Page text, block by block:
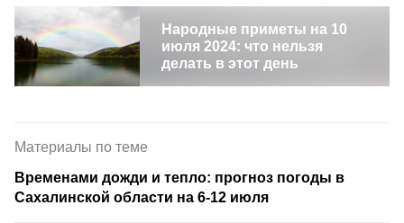
Народные приметы на 10
июля 2024: что нельзя
делать в этот день
Материалы по теме
Временами дожди и тепло: прогноз погоды в
Сахалинской области на 6-12 июля